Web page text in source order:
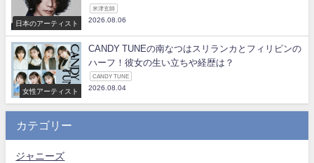
日本のアーティスト
米津玄師
2026.08.06
女性アーティスト
CANDY TUNEの南なつはスリランカとフィリピンの
ハーフ！彼女の生い立ちや経歴は？
CANDY TUNE
2026.08.04
カテゴリー
ジャニーズ